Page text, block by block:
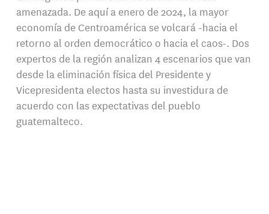
amenazada. De aquí a enero de 2024, la mayor
economía de Centroamérica se volcará -hacia el
retorno al orden democrático o hacia el caos-. Dos
expertos de la región analizan 4 escenarios que van
desde la eliminación física del Presidente y
Vicepresidenta electos hasta su investidura de
acuerdo con las expectativas del pueblo
guatemalteco.